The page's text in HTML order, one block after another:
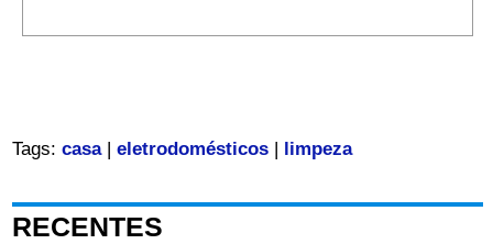
Tags: casa| eletrodomésticos| limpeza
RECENTES